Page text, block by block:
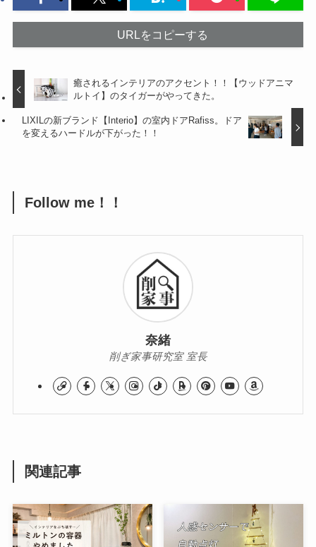
URLをコピーする
癒されるインテリアのアクセント！！【ウッドアニマ
ルトイ】のタイガーがやってきた。
LIXILの新ブランド【Interio】の室内ドアRafiss。ドア
を変えるハードルが下がった！！
Follow me！！
奈緒
削ぎ家事研究室 室長
関連記事